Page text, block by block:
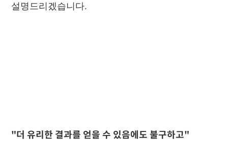
설명드리겠습니다.
"더 유리한 결과를 얻을 수 있음에도 불구하고"